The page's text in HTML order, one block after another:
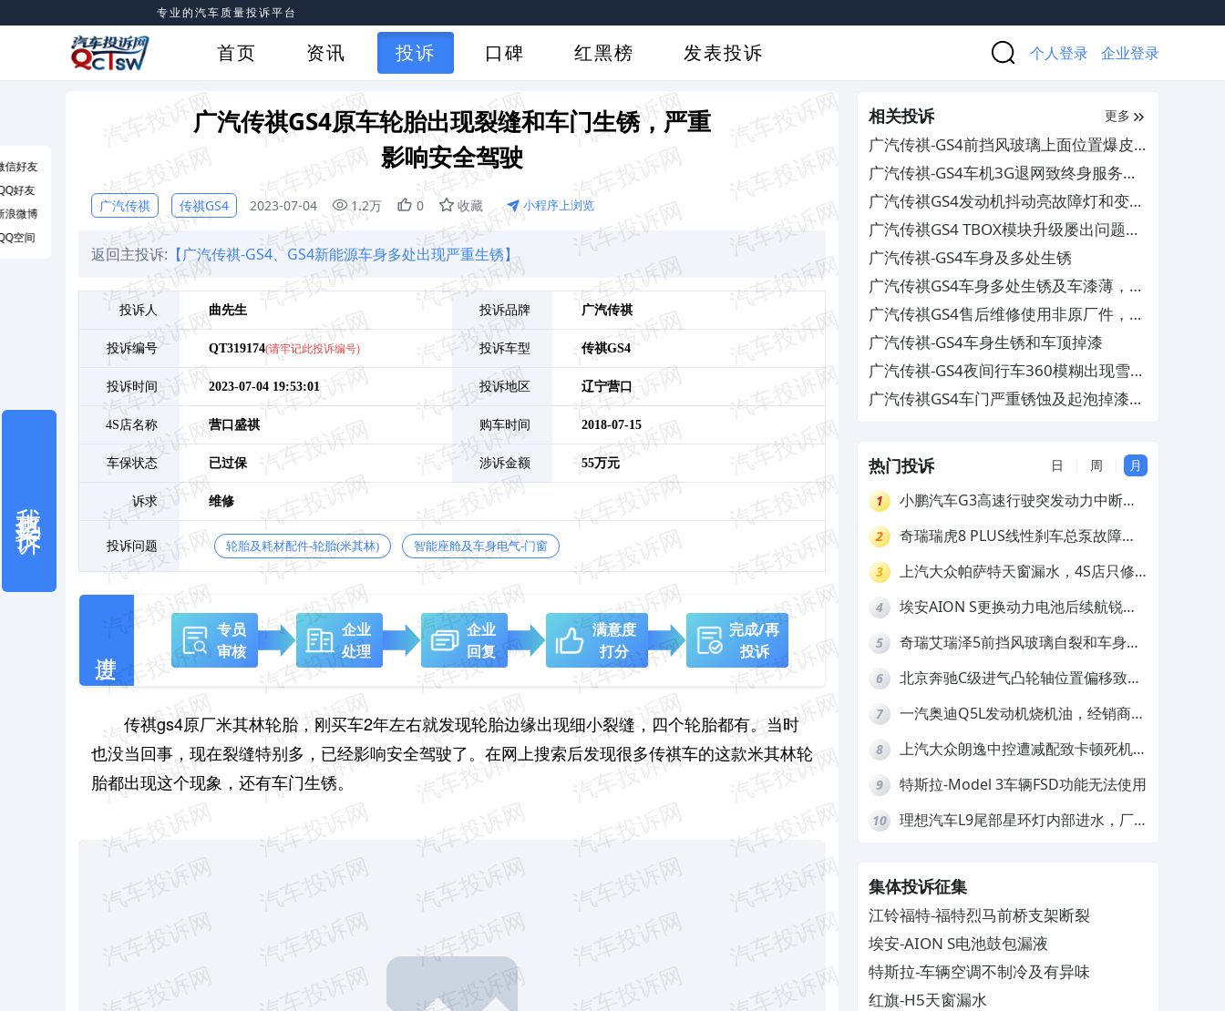
专业的汽车质量投诉平台
首页 资讯 投诉 口碑 红黑榜 发表投诉 个人登录 企业登录
广汽传祺GS4原车轮胎出现裂缝和车门生锈，严重
影响安全驾驶
广汽传祺 传祺GS4 2023-07-04 1.2万 0 收藏 小程序上浏览
返回主投诉: 【广汽传祺-GS4、GS4新能源车身多处出现严重生锈】
投诉人 曲先生 投诉品牌 广汽传祺
投诉编号 QT319174(请牢记此投诉编号) 投诉车型 传祺GS4
投诉时间 2023-07-04 19:53:01 投诉地区 辽宁营口
4S店名称 营口盛祺 购车时间 2018-07-15
车保状态 已过保 涉诉金额 55万元
诉求 维修
投诉问题 轮胎及耗材配件-轮胎(米其林) 智能座舱及车身电气-门窗
专员
审核
企业
处理
企业
回复
满意度
打分
完成/再
投诉
传祺gs4原厂米其林轮胎，刚买车2年左右就发现轮胎边缘出现细小裂缝，四个轮胎都有。当时
也没当回事，现在裂缝特别多，已经影响安全驾驶了。在网上搜索后发现很多传祺车的这款米其林轮
胎都出现这个现象，还有车门生锈。
相关投诉 更多
广汽传祺-GS4前挡风玻璃上面位置爆皮
掉漆
广汽传祺-GS4车机3G退网致终身服务失
效
广汽传祺GS4发动机抖动亮故障灯和变速
箱异响顿挫及车顶掉漆，厂家推诿未解决
广汽传祺GS4 TBOX模块升级屡出问题，
要求厂家彻底维修
广汽传祺-GS4车身及多处生锈
广汽传祺GS4车身多处生锈及车漆薄，要
求厂家理赔维修
广汽传祺GS4售后维修使用非原厂件，欺
骗消费者
广汽传祺-GS4车身生锈和车顶掉漆
广汽传祺-GS4夜间行车360模糊出现雪花
屏
广汽传祺GS4车门严重锈蚀及起泡掉漆，
热门投诉 日 周 月
1
小鹏汽车G3高速行驶突发动力中断，
2
奇瑞瑞虎8 PLUS线性刹车总泵故障，
3
上汽大众帕萨特天窗漏水，4S店只修
4
埃安AION S更换动力电池后续航锐
5
奇瑞艾瑞泽5前挡风玻璃自裂和车身多
6
北京奔驰C级进气凸轮轴位置偏移致发
7
一汽奥迪Q5L发动机烧机油，经销商推
8
上汽大众朗逸中控遭减配致卡顿死机，
9 特斯拉-Model 3车辆FSD功能无法使用
10
理想汽车L9尾部星环灯内部进水，厂
集体投诉征集
江铃福特-福特烈马前桥支架断裂
埃安-AION S电池鼓包漏液
特斯拉-车辆空调不制冷及有异味
红旗-H5天窗漏水
信好友
好友
浪微博
空间